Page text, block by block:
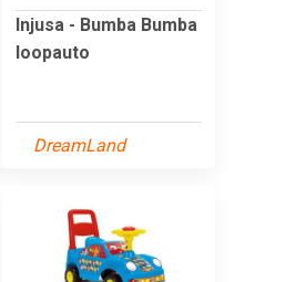
Injusa - Bumba Bumba
loopauto
DreamLand